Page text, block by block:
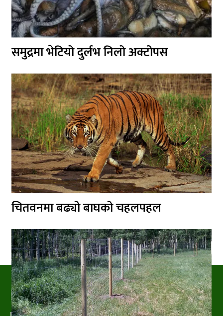
समुद्रमा भेटियो दुर्लभ निलो अक्टोपस
चितवनमा बढ्यो बाघको चहलपहल
PRAKRITIPRESS